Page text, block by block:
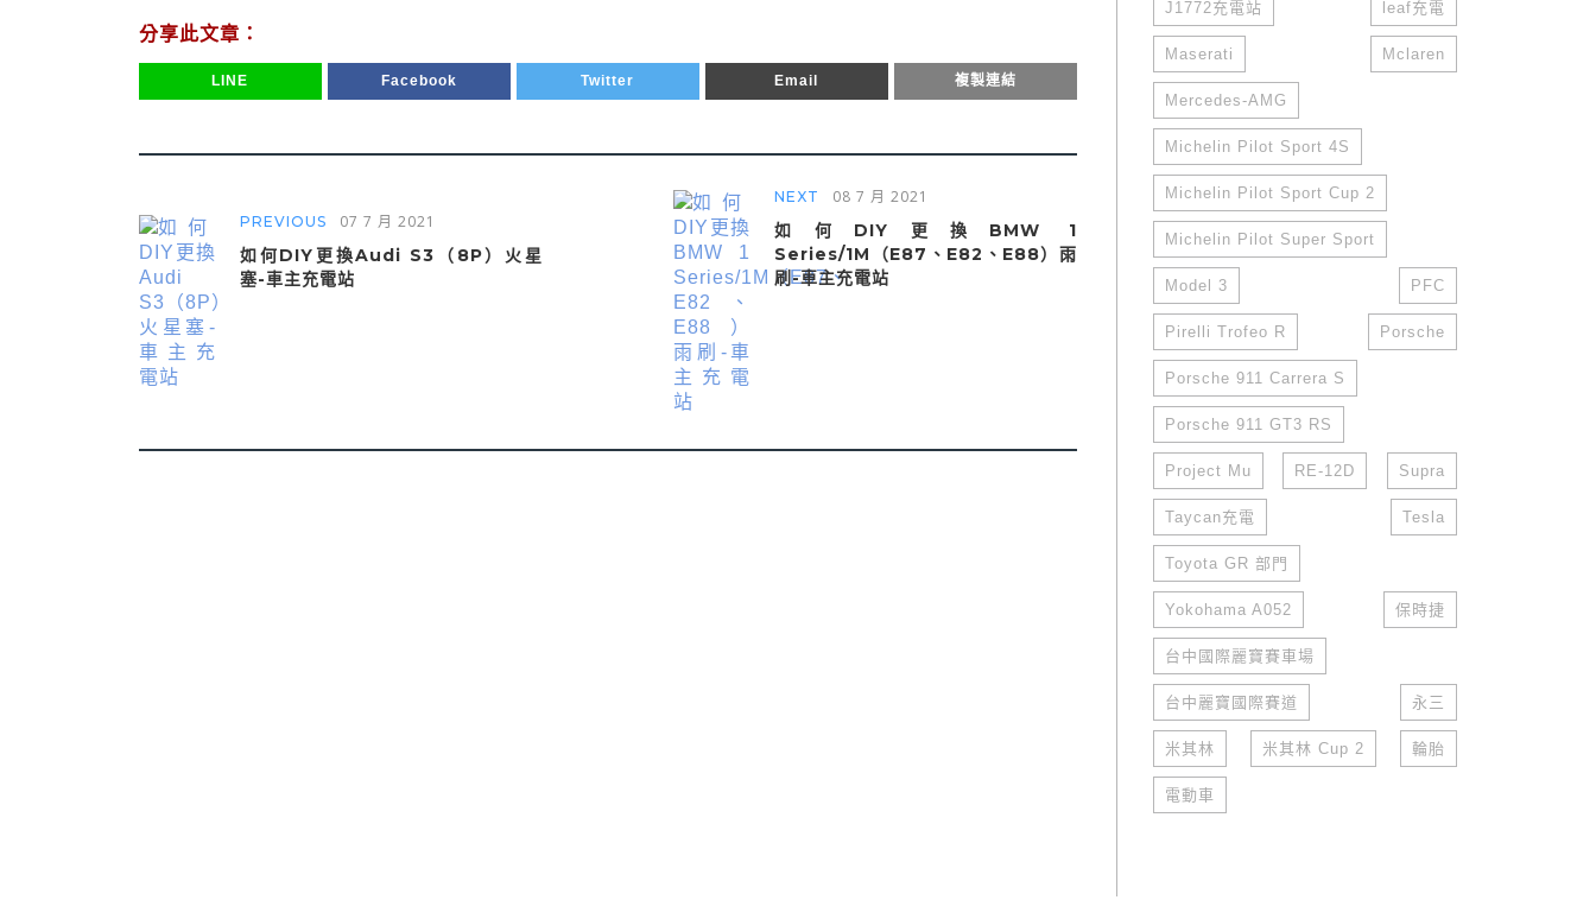
分享此文章：
LINE Facebook Twitter Email 複製連結
PREVIOUS 07 7 月 2021
如何DIY更換Audi S3（8P）火星
塞-車主充電站
NEXT 08 7 月 2021
如何DIY更換BMW 1
Series/1M（E87、E82、E88）雨
刷-車主充電站
J1772充電站 leaf充電
Maserati Mclaren
Mercedes-AMG
Michelin Pilot Sport 4S
Michelin Pilot Sport Cup 2
Michelin Pilot Super Sport
Model 3 PFC
Pirelli Trofeo R Porsche
Porsche 911 Carrera S
Porsche 911 GT3 RS
Project Mu RE-12D Supra
Taycan充電 Tesla
Toyota GR 部門
Yokohama A052 保時捷
台中國際麗寶賽車場
台中麗寶國際賽道 永三
米其林 米其林 Cup 2 輪胎
電動車